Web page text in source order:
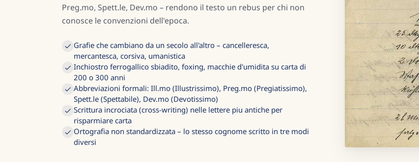
Preg.mo, Spett.le, Dev.mo – rendono il testo un rebus per chi non
conosce le convenzioni dell'epoca.
Grafie che cambiano da un secolo all'altro – cancelleresca,
mercantesca, corsiva, umanistica
Inchiostro ferrogallico sbiadito, foxing, macchie d'umidita su carta di
200 o 300 anni
Abbreviazioni formali: Ill.mo (Illustrissimo), Preg.mo (Pregiatissimo),
Spett.le (Spettabile), Dev.mo (Devotissimo)
Scrittura incrociata (cross-writing) nelle lettere piu antiche per
risparmiare carta
Ortografia non standardizzata – lo stesso cognome scritto in tre modi
diversi